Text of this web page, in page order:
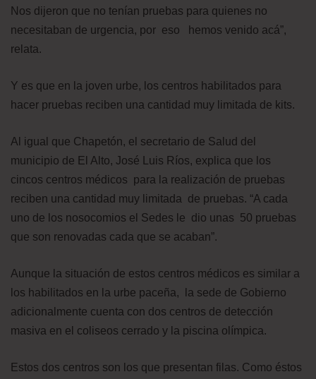
Nos dijeron que no tenían pruebas para quienes no
necesitaban de urgencia, por eso hemos venido acá”,
relata.
Y es que en la joven urbe, los centros habilitados para
hacer pruebas reciben una cantidad muy limitada de kits.
Al igual que Chapetón, el secretario de Salud del
municipio de El Alto, José Luis Ríos, explica que los
cincos centros médicos para la realización de pruebas
reciben una cantidad muy limitada de pruebas. “A cada
uno de los nosocomios el Sedes le dio unas 50 pruebas
que son renovadas cada que se acaban”.
Aunque la situación de estos centros médicos es similar a
los habilitados en la urbe paceña, la sede de Gobierno
adicionalmente cuenta con dos centros de detección
masiva en el coliseos cerrado y la piscina olímpica.
Estos dos centros son los que presentan filas. Como éstos